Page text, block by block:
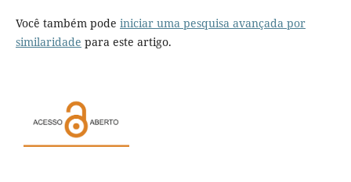
Você também pode iniciar uma pesquisa avançada por
similaridade para este artigo.